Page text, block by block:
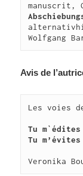
Wolfgang
Avis de
Les voies
Tu
Tu
Veronika